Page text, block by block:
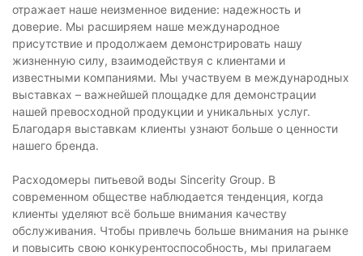
отражает наше неизменное видение: надежность и
доверие. Мы расширяем наше международное
присутствие и продолжаем демонстрировать нашу
жизненную силу, взаимодействуя с клиентами и
известными компаниями. Мы участвуем в международных
выставках – важнейшей площадке для демонстрации
нашей превосходной продукции и уникальных услуг.
Благодаря выставкам клиенты узнают больше о ценности
нашего бренда.
Расходомеры питьевой воды Sincerity Group. В
современном обществе наблюдается тенденция, когда
клиенты уделяют всё больше внимания качеству
обслуживания. Чтобы привлечь больше внимания на рынке
и повысить свою конкурентоспособность, мы прилагаем